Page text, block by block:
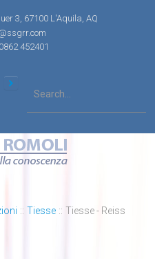
3, 67100 L'Aquila, AQ
452401
:: Tiesse :: Tiesse - Reiss